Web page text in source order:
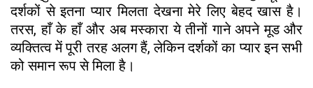
दर्शकों से इतना प्यार मिलता देखना मेरे लिए बेहद खास है।
तरस, हाँ के हाँ और अब मस्कारा ये तीनों गाने अपने मूड और
व्यक्तित्व में पूरी तरह अलग हैं, लेकिन दर्शकों का प्यार इन सभी
को समान रूप से मिला है।